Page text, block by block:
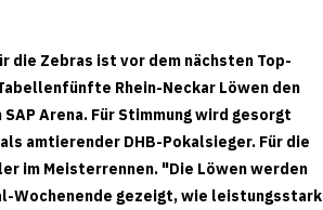
die Zebras ist vor dem nächsten Top-
Rhein-Neckar Löwen den
Arena. Für Stimmung wird gesorgt
amtierender DHB-Pokalsieger. Für die
im Meisterrennen. "Die Löwen werden
Wochenende gezeigt, wie leistungsstark